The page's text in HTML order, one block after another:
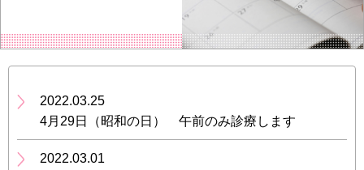
2022.03.25
4月29日（昭和の日） 午前のみ診療します
2022.03.01